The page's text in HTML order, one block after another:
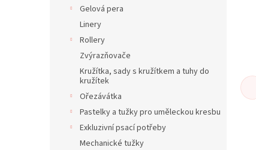
Gelová pera
Linery
Rollery
Zvýrazňovače
Kružítka, sady s kružítkem a tuhy do
kružítek
Ořezávátka
Pastelky a tužky pro uměleckou kresbu
Exkluzivní psací potřeby
Mechanické tužky